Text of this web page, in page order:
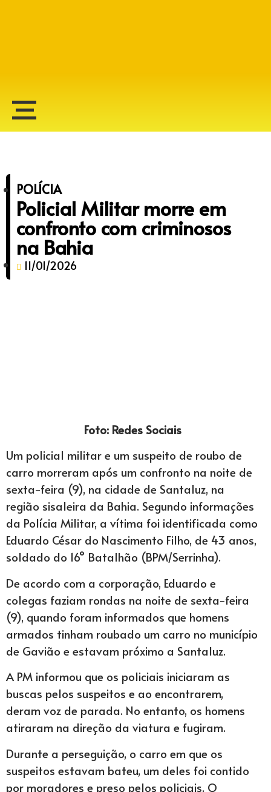
POLÍCIA
Policial Militar morre em
confronto com criminosos
na Bahia
11/01/2026
Foto: Redes Sociais
Um policial militar e um suspeito de roubo de
carro morreram após um confronto na noite de
sexta-feira (9), na cidade de Santaluz, na
região sisaleira da Bahia. Segundo informações
da Polícia Militar, a vítima foi identificada como
Eduardo César do Nascimento Filho, de 43 anos,
soldado do 16° Batalhão (BPM/Serrinha).
De acordo com a corporação, Eduardo e
colegas faziam rondas na noite de sexta-feira
(9), quando foram informados que homens
armados tinham roubado um carro no município
de Gavião e estavam próximo a Santaluz.
A PM informou que os policiais iniciaram as
buscas pelos suspeitos e ao encontrarem,
deram voz de parada. No entanto, os homens
atiraram na direção da viatura e fugiram.
Durante a perseguição, o carro em que os
suspeitos estavam bateu, um deles foi contido
por moradores e preso pelos policiais. O